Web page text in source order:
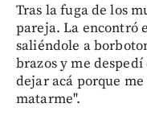
Tras la fuga de los
pareja. La encontró
saliéndole a
brazos y me
dejar acá porque
matarme".